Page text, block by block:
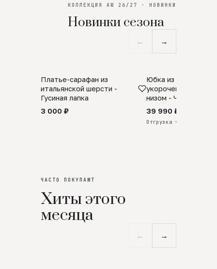
КОЛЛЕКЦИЯ AW 26/27 · НОВИНКИ
Новинки сезона
← →
SALE
Платье-сарафан из
итальянской шерсти -
Гусиная лапка
3 000 ₽
ПРЕДЗАКАЗ
Юбка из
укороченная с
низом - Черный
39 990 ₽
Отгрузка через 25 дней
ЧАСТО ПОКУПАЮТ
Хиты этого
месяца
← →